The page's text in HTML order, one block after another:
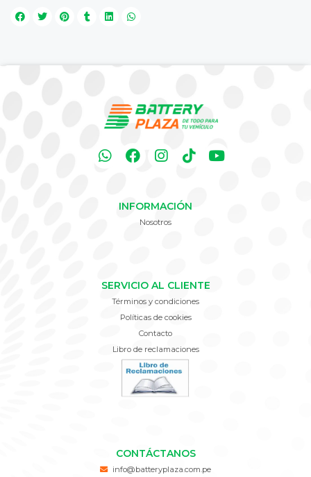
INFORMACIÓN
Nosotros
SERVICIO AL CLIENTE
Términos y condiciones
Políticas de cookies
Contacto
Libro de reclamaciones
CONTÁCTANOS
info@batteryplaza.com.pe